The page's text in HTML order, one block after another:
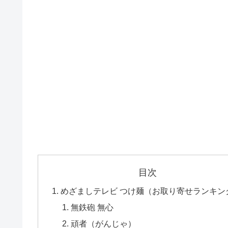
目次
めざましテレビ つけ麺（お取り寄せランキン
無鉄砲 無心
頑者（がんじゃ）